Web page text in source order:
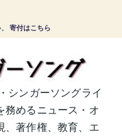
寄付はこちら
シンガーソングライ
務めるニュース・オ
、著作権、教育、エ